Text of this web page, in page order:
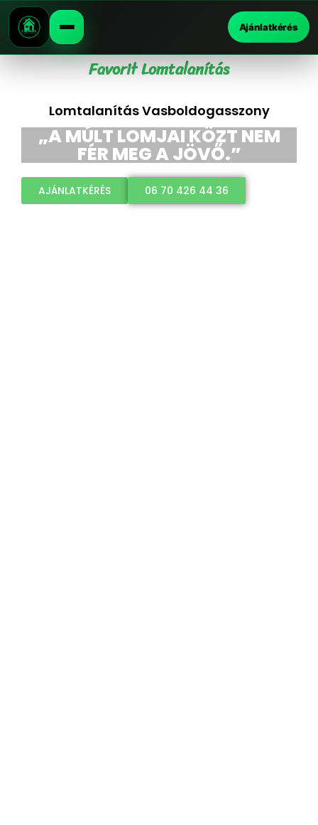
Ajánlatkérés
Favorit Lomtalanítás
Lomtalanítás Vasboldogasszony
„A MÚLT LOMJAI KÖZT NEM
FÉR MEG A JÖVŐ.”
AJÁNLATKÉRÉS 06 70 426 44 36